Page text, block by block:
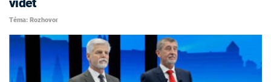
vidět
Téma: Rozhovor